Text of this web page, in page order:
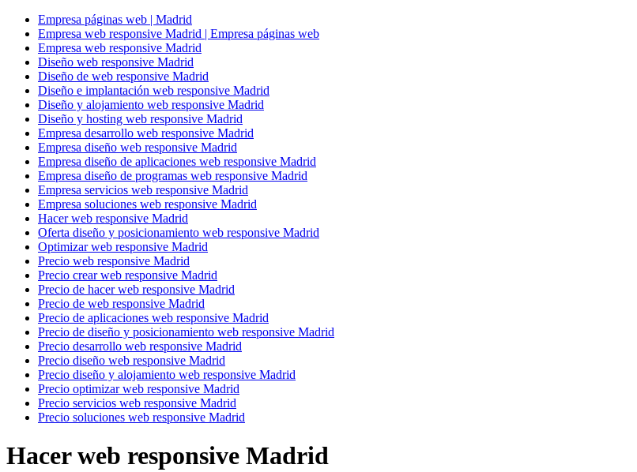
Empresa páginas web | Madrid
Empresa web responsive Madrid | Empresa páginas web
Empresa web responsive Madrid
Diseño web responsive Madrid
Diseño de web responsive Madrid
Diseño e implantación web responsive Madrid
Diseño y alojamiento web responsive Madrid
Diseño y hosting web responsive Madrid
Empresa desarrollo web responsive Madrid
Empresa diseño web responsive Madrid
Empresa diseño de aplicaciones web responsive Madrid
Empresa diseño de programas web responsive Madrid
Empresa servicios web responsive Madrid
Empresa soluciones web responsive Madrid
Hacer web responsive Madrid
Oferta diseño y posicionamiento web responsive Madrid
Optimizar web responsive Madrid
Precio web responsive Madrid
Precio crear web responsive Madrid
Precio de hacer web responsive Madrid
Precio de web responsive Madrid
Precio de aplicaciones web responsive Madrid
Precio de diseño y posicionamiento web responsive Madrid
Precio desarrollo web responsive Madrid
Precio diseño web responsive Madrid
Precio diseño y alojamiento web responsive Madrid
Precio optimizar web responsive Madrid
Precio servicios web responsive Madrid
Precio soluciones web responsive Madrid
Hacer web responsive Madrid